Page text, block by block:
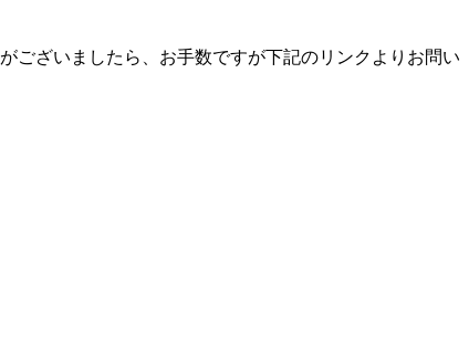
ございましたら、お手数ですが下記のリンクよりお問い